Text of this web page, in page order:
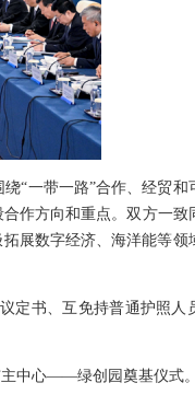
“一带一路”合作、经贸和
作方向和重点。双方一致
展数字经济、海洋能等领
定书、互免持普通护照人
中心——绿创园奠基仪式。